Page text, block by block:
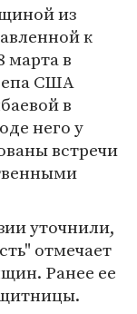
из
к
марта в
США
в
него у
встречи
уточнили,
отмечает
Ранее ее